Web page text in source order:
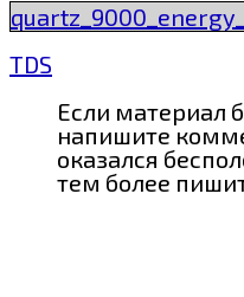
TDS
Если материал
напишите
оказался
тем более